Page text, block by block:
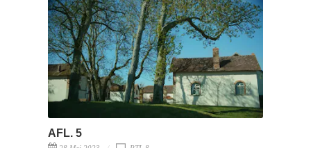
AFL. 5